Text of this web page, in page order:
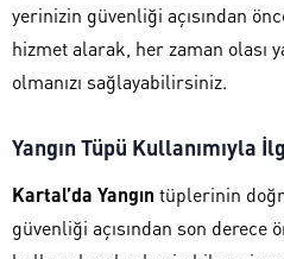
yerinizin güvenliği açısından
hizmet alarak, her zaman olası
olmanızı sağlayabilirsiniz.
Yangın Tüpü Kullanımıyla
Kartal’da Yangın tüplerinin
güvenliği açısından son derece